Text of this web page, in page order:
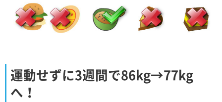
運動せずに3週間で86kg→77kg
へ！